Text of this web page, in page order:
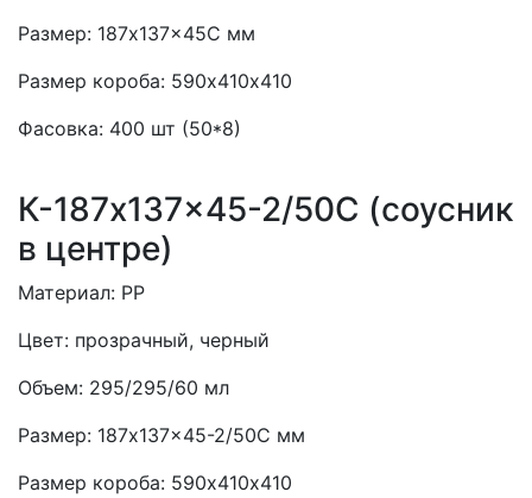
Размер: 187x137x45С мм
Размер короба: 590х410х410
Фасовка: 400 шт (50*8)
К-187x137x45-2/50С (соусник
в центре)
Материал: PP
Цвет: прозрачный, черный
Объем: 295/295/60 мл
Размер: 187x137x45-2/50С мм
Размер короба: 590х410х410